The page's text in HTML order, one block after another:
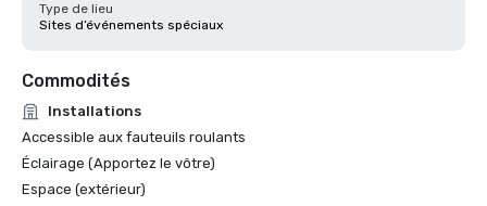
Type de lieu
Sites d’événements spéciaux
Commodités
Installations
Accessible aux fauteuils roulants
Éclairage (Apportez le vôtre)
Espace (extérieur)